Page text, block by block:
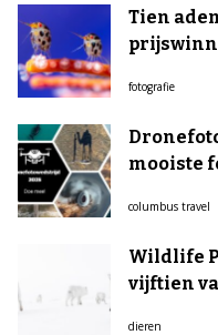
Tien
fotografie
mooiste
columbus travel
Wildlife
vijftien
dieren